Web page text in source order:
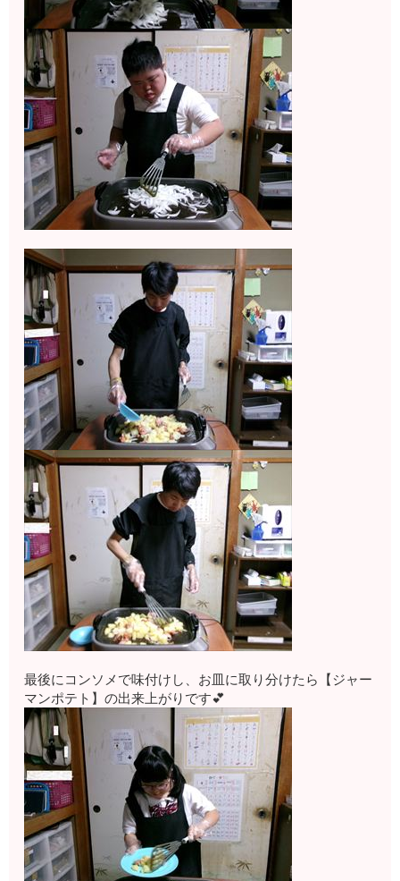
最後にコンソメで味付けし、お皿に取り分けたら【ジャー
マンポテト】の出来上がりです💕